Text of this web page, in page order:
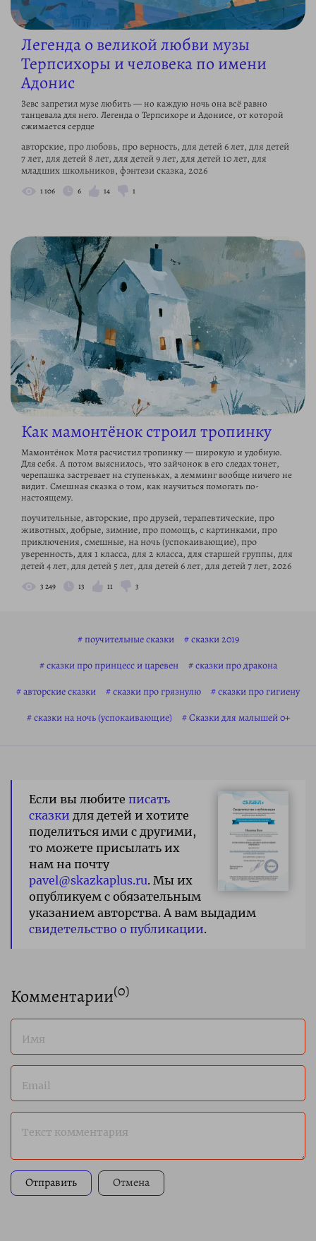
Легенда о великой любви музы
Терпсихоры и человека по имени
Адонис
Зевс запретил музе любить — но каждую ночь она всё равно
танцевала для него. Легенда о Терпсихоре и Адонисе, от которой
сжимается сердце
авторские, про любовь, про верность, для детей 6 лет, для детей
7 лет, для детей 8 лет, для детей 9 лет, для детей 10 лет, для
младших школьников, фэнтези сказка, 2026
1 106 6 14 1
Как мамонтёнок строил тропинку
Мамонтёнок Мотя расчистил тропинку — широкую и удобную.
Для себя. А потом выяснилось, что зайчонок в его следах тонет,
черепашка застревает на ступеньках, а лемминг вообще ничего не
видит. Смешная сказка о том, как научиться помогать по-
настоящему.
поучительные, авторские, про друзей, терапевтические, про
животных, добрые, зимние, про помощь, с картинками, про
приключения, смешные, на ночь (успокаивающие), про
уверенность, для 1 класса, для 2 класса, для старшей группы, для
детей 4 лет, для детей 5 лет, для детей 6 лет, для детей 7 лет, 2026
3 249 13 11 3
поучительные сказки
сказки 2019
сказки про принцесс и царевен
сказки про дракона
авторские сказки
сказки про грязнулю
сказки про гигиену
сказки на ночь (успокаивающие)
Сказки для малышей 0+
Если вы любите писать
сказки для детей и хотите
поделиться ими с другими,
то можете присылать их
нам на почту
pavel@skazkaplus.ru. Мы их
опубликуем с обязательным
указанием авторства. А вам выдадим
свидетельство о публикации.
Комментарии(0)
Имя
Email
Текст комментария
Отправить Отмена